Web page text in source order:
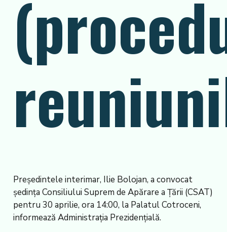
Președintele interimar, Ilie Bolojan, a convocat
ședința Consiliului Suprem de Apărare a Țării (CSAT)
pentru 30 aprilie, ora 14:00, la Palatul Cotroceni,
informează Administrația Prezidențială.